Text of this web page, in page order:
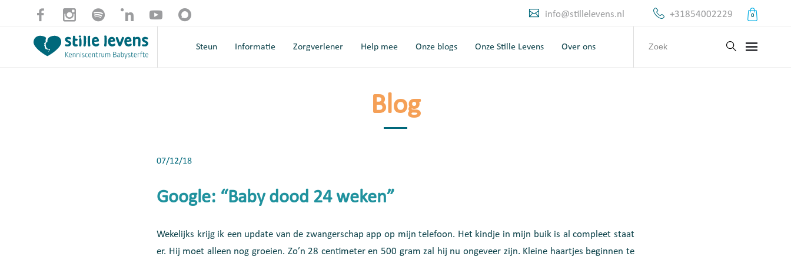
info@stillelevens.nl +31854002229 0
Steun Informatie Zorgverlener Help mee Onze blogs Onze Stille Levens Over ons
Blog
07/12/18
Google: “Baby dood 24 weken”
Wekelijks krijg ik een update van de zwangerschap app op mijn telefoon. Het kindje in mijn buik is al compleet staat
er. Hij moet alleen nog groeien. Zo’n 28 centimeter en 500 gram zal hij nu ongeveer zijn. Kleine haartjes beginnen te